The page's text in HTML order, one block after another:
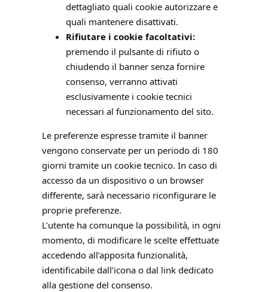
dettagliato quali cookie autorizzare e
quali mantenere disattivati.
Rifiutare i cookie facoltativi:
premendo il pulsante di rifiuto o
chiudendo il banner senza fornire
consenso, verranno attivati
esclusivamente i cookie tecnici
necessari al funzionamento del sito.
Le preferenze espresse tramite il banner
vengono conservate per un periodo di 180
giorni tramite un cookie tecnico. In caso di
accesso da un dispositivo o un browser
differente, sarà necessario riconfigurare le
proprie preferenze.
L’utente ha comunque la possibilità, in ogni
momento, di modificare le scelte effettuate
accedendo all’apposita funzionalità,
identificabile dall’icona o dal link dedicato
alla gestione del consenso.